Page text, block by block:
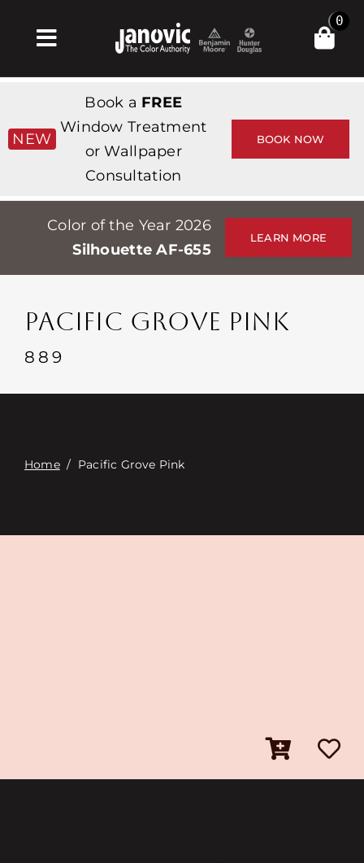
Toggle
Navigation
Products & Services
Магазин
Professionals
Stores
События
Связаться с
0
NEW
Book a FREE
Window Treatment
or Wallpaper
Consultation
BOOK NOW
Color of the Year 2026
Silhouette AF-655
LEARN MORE
PACIFIC GROVE PINK
889
Home/ Pacific Grove Pink